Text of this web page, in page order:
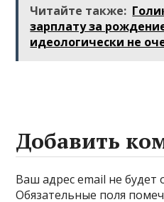
Читайте также:
зарплату за
идеологически не
Добавить
Ваш адрес email не будет
Обязательные поля